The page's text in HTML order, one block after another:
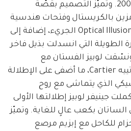
Atelier Versace لربيع 2004. وتميّز التصميم بقصّة
بالكريستال وفتحات هندسية
منحت الإطلالة طابع الـOptical Illusion الجريء، إضافة إلى
الطويلة التي انسدلت بذيل فاخر
لوبيز الفستان مع
مجوهرات فاخرة من كارتييه Cartier، ما أضفى على الإطلالة
الذي يتماشى مع روح
جينيفر لوبيز إطلالتها الأولى
الساتان بكعب عالٍ للغاية. وتميّز
للكاحل مع إبزيم مرصع